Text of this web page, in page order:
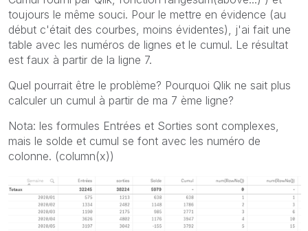
toujours le même souci. Pour le mettre en évidence (au
début c'était des courbes, moins évidentes), j'ai fait une
table avec les numéros de lignes et le cumul. Le résultat
est faux à partir de la ligne 7.
Quel pourrait être le problème? Pourquoi Qlik ne sait plus
calculer un cumul à partir de ma 7 ème ligne?
Nota: les formules Entrées et Sorties sont complexes,
mais le solde et cumul se font avec les numéro de
colonne. (column(x))